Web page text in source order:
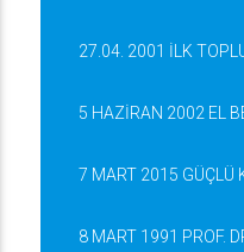
27.04. 2001 İLK
5 HAZİRAN 2002 EL
7 MART 2015 GÜÇLÜ
8 MART 1991 PROF.